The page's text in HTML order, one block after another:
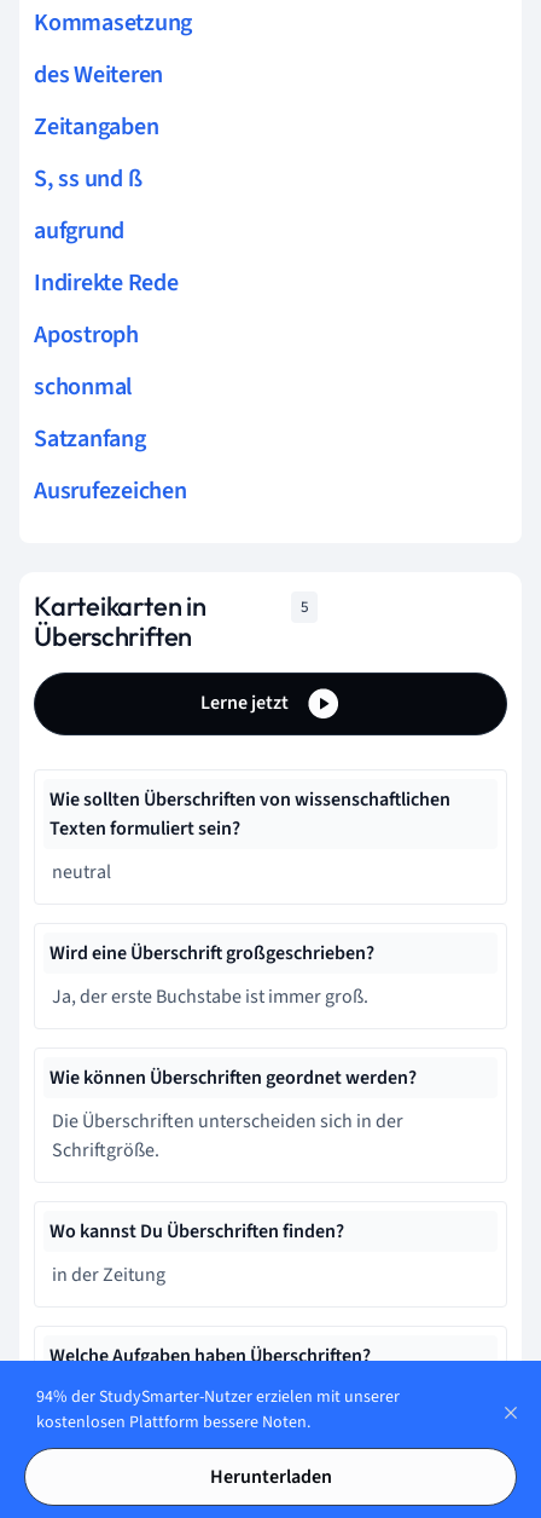
Kommasetzung
des Weiteren
Zeitangaben
S, ss und ß
aufgrund
Indirekte Rede
Apostroph
schonmal
Satzanfang
Ausrufezeichen
Karteikarten in
Überschriften
5
Lerne jetzt
Wie sollten Überschriften von wissenschaftlichen
Texten formuliert sein?
neutral
Wird eine Überschrift großgeschrieben?
Ja, der erste Buchstabe ist immer groß.
Wie können Überschriften geordnet werden?
Die Überschriften unterscheiden sich in der
Schriftgröße.
Wo kannst Du Überschriften finden?
in der Zeitung
Welche Aufgaben haben Überschriften?
Neugier wecken
Lerne schneller mit den 5
94% der StudySmarter-Nutzer erzielen mit unserer
kostenlosen Plattform bessere Noten.
Herunterladen